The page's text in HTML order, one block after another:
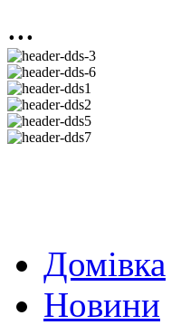
...
Домівка
Новини